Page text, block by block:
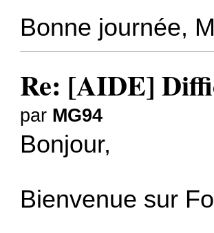
Bonne journée,
Re: [AIDE]
par MG94
Bonjour,
Bienvenue sur